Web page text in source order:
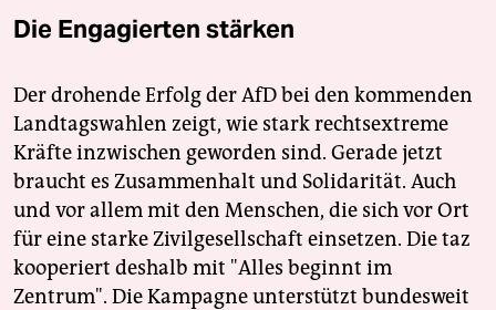
Die Engagierten stärken
Der drohende Erfolg der AfD bei den kommenden
Landtagswahlen zeigt, wie stark rechtsextreme
Kräfte inzwischen geworden sind. Gerade jetzt
braucht es Zusammenhalt und Solidarität. Auch
und vor allem mit den Menschen, die sich vor Ort
für eine starke Zivilgesellschaft einsetzen. Die taz
kooperiert deshalb mit "Alles beginnt im
Zentrum". Die Kampagne unterstützt bundesweit